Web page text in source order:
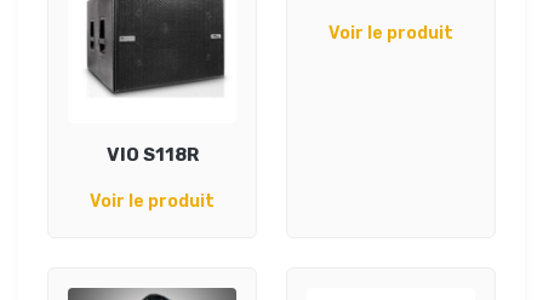
VIO S118R
Voir le produit
Voir le produit